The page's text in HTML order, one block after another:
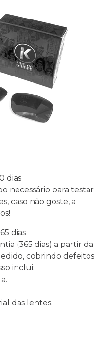
dias
necessário para testar
caso não goste, a
dias
(365 dias) a partir da
cobrindo defeitos
inclui:
das lentes.